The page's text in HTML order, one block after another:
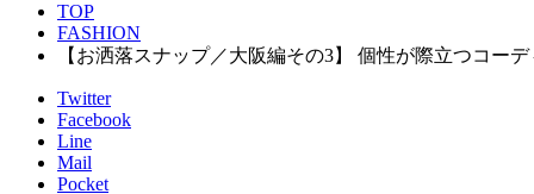
TOP
FASHION
【お洒落スナップ／大阪編その3】 個性が際立つコーデ
Twitter
Facebook
Line
Mail
Pocket